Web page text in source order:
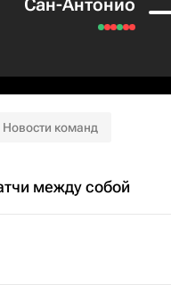
Сан-Антонио
Новости команд
между собой